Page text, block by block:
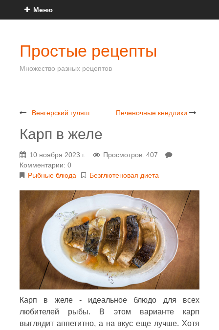
Меню
Простые рецепты
Множество разных рецептов
Венгерский гуляш Печеночные кнедлики
Карп в желе
10 ноября 2023 г.
Просмотров: 407
Комментарии: 0
Рыбные блюда
Безглютеновая диета
Карп в желе - идеальное блюдо для всех
любителей рыбы. В этом варианте карп
выглядит аппетитно, а на вкус еще лучше. Хотя